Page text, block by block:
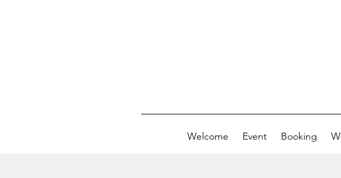
Welcome Event Booking